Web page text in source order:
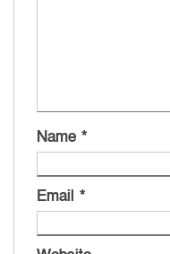
Name *
Email *